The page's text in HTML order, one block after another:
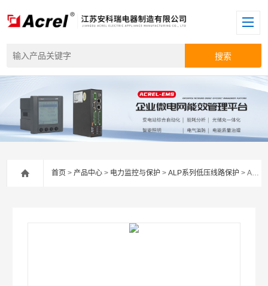
首页 >产品中心 > 电力监控与保护 >ALP系列低压线路保护 > ALP300安科瑞一体式电流电动机保护器